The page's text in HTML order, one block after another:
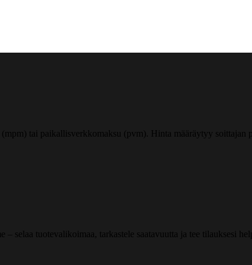
tai paikallisverkkomaksu (pvm). Hinta määräytyy soittajan
selaa tuotevalikoimaa, tarkastele saatavuutta ja tee tilauksesi